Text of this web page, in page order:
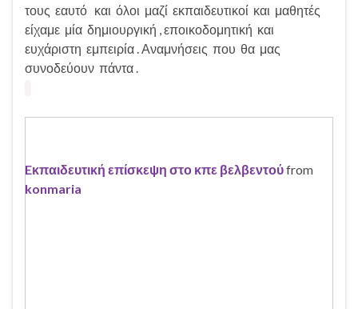
τους εαυτό και όλοι μαζί εκπαιδευτικοί και μαθητές
είχαμε μία δημιουργική , εποικοδομητική και
ευχάριστη εμπειρία . Αναμνήσεις που θα μας
συνοδεύουν πάντα .
Eκπαιδευτική επίσκεψη στο κπε βελβεντούfrom
konmaria